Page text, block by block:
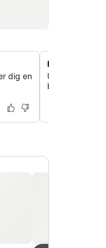
dig en
Nära till Cuvi
Upptäck den
bort, med